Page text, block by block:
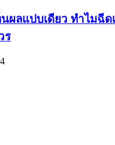
ผลแปบเดียว ทำไมฉีด
ร